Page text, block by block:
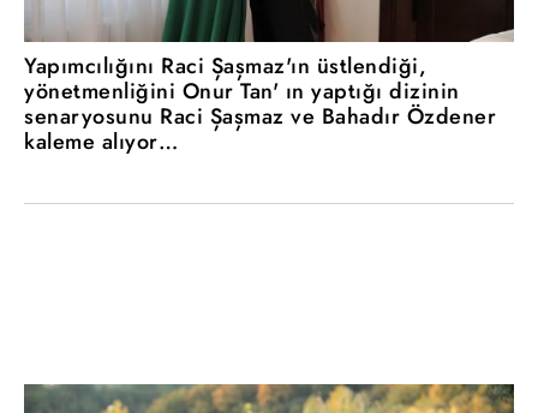
Yapımcılığını Raci Şaşmaz'ın üstlendiği,
yönetmenliğini Onur Tan' ın yaptığı dizinin
senaryosunu Raci Şaşmaz ve Bahadır Özdener
kaleme alıyor…